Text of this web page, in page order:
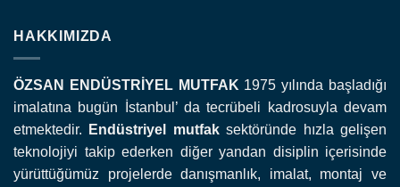
HAKKIMIZDA
ÖZSAN ENDÜSTRİYEL MUTFAK 1975 yılında başladığı
imalatına bugün İstanbul’ da tecrübeli kadrosuyla devam
etmektedir.
Endüstriyel mutfaksektöründe hızla gelişen
teknolojiyi takip ederken diğer yandan disiplin içerisinde
yürüttüğümüz projelerde danışmanlık, imalat, montaj ve